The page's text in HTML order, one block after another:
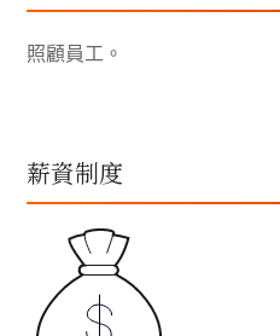
照顧員工。
薪資制度